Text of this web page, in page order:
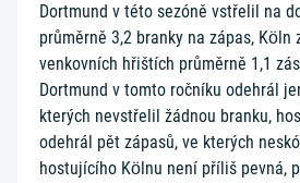
Dortmund v této sezóně vstřelil na
průměrně 3,2 branky na zápas, Köln
venkovních hřištích průměrně 1,1
Dortmund v tomto ročníku odehrál
kterých nevstřelil žádnou branku,
odehrál pět zápasů, ve kterých
hostujícího Kölnu není příliš pevná,